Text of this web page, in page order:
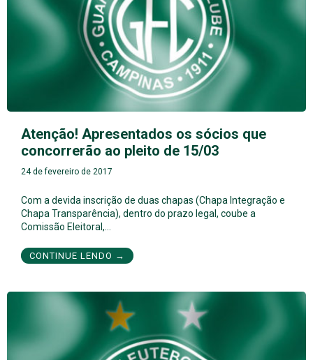
Atenção! Apresentados os sócios que
concorrerão ao pleito de 15/03
24 de fevereiro de 2017
Com a devida inscrição de duas chapas (Chapa Integração e
Chapa Transparência), dentro do prazo legal, coube a
Comissão Eleitoral,…
CONTINUE LENDO →